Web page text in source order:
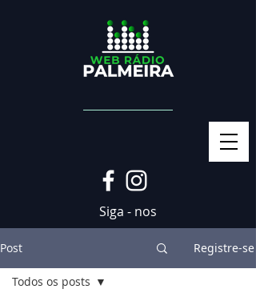
Siga - nos
Post Registre-se
Todos os posts